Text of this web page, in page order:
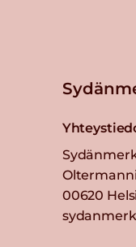
00620